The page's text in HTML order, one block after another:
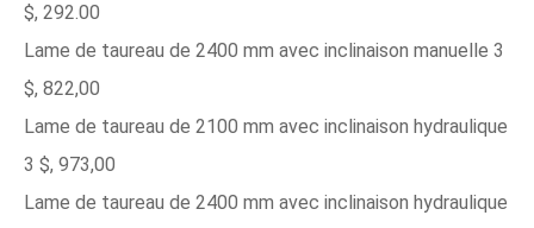
$, 292.00
Lame de taureau de 2400 mm avec inclinaison manuelle 3
$, 822,00
Lame de taureau de 2100 mm avec inclinaison hydraulique
3 $, 973,00
Lame de taureau de 2400 mm avec inclinaison hydraulique